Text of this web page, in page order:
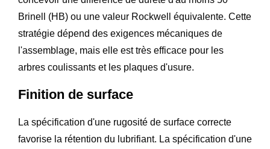
Brinell (HB) ou une valeur Rockwell équivalente. Cette
stratégie dépend des exigences mécaniques de
l'assemblage, mais elle est très efficace pour les
arbres coulissants et les plaques d'usure.
Finition de surface
La spécification d'une rugosité de surface correcte
favorise la rétention du lubrifiant. La spécification d'une